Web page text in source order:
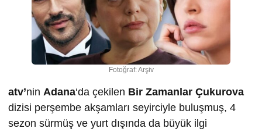
Fotoğraf: Arşiv
atv’nin Adana‘da çekilen Bir Zamanlar Çukurova
dizisi perşembe akşamları seyirciyle buluşmuş, 4
sezon sürmüş ve yurt dışında da büyük ilgi